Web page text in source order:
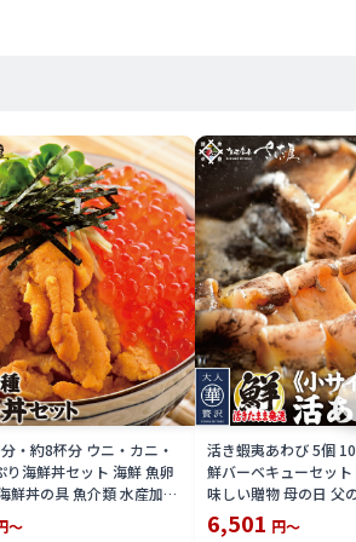
・約8杯分 ウニ・カニ・
り海鮮丼セット 海鮮 魚卵
鮮丼の具 魚介類 水産加工
味しい贈物 母の日 父の
～
活き蝦夷あわび 5個 10
鮮バーベキューセッ
味しい贈物 母の日 父
6,501 円～